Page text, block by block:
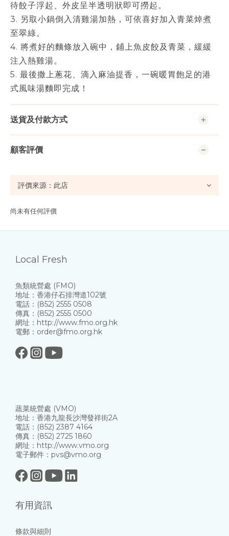
待餃子浮起、外皮呈半透明狀即可撈起。
3. 另取小鍋倒入清雞湯加熱，可依喜好加入青菜焯煮
至翠綠。
4. 將煮好的麵條放入碗中，鋪上魚皮餃及青菜，緩緩
注入熱雞湯。
5. 最後撒上蔥花、滴入麻油提香，一碗暖胃飽足的港
式風味湯麵即完成！
送貨及付款方式
顧客評價
尚未有任何評價
Local Fresh
魚類統營處 (FMO)
地址：香港仔石排灣道102號
電話：(852) 2555 0508
傳真：(852) 2555 0500
網址：http://www.fmo.org.hk
電郵：order@fmo.org.hk
蔬菜統營處 (VMO)
地址：香港九龍長沙灣發祥街2A
電話：(852) 2387 4164
傳真：(852) 2725 1860
網址：http://www.vmo.org
電子郵件：pvs@vmo.org
有用資訊
條款與細則